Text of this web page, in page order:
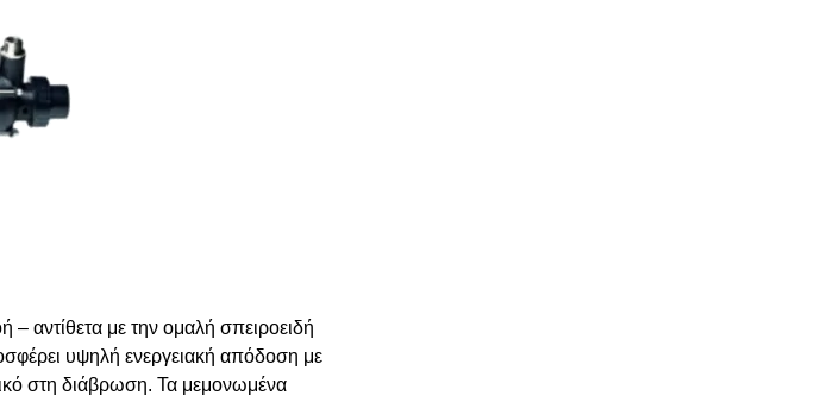
αντίθετα με την ομαλή σπειροειδή
υψηλή ενεργειακή απόδοση με
στη διάβρωση. Τα μεμονωμένα